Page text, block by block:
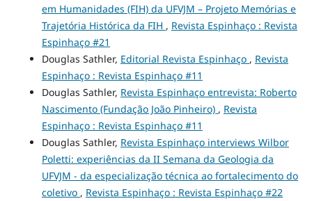
em Humanidades (FIH) da UFVJM – Projeto Memórias e
Trajetória Histórica da FIH , Revista Espinhaço : Revista
Espinhaço #21
Douglas Sathler, Editorial Revista Espinhaço , Revista
Espinhaço : Revista Espinhaço #11
Douglas Sathler, Revista Espinhaço entrevista: Roberto
Nascimento (Fundação João Pinheiro) , Revista
Espinhaço : Revista Espinhaço #11
Douglas Sathler, Revista Espinhaço interviews Wilbor
Poletti: experiências da II Semana da Geologia da
UFVJM - da especialização técnica ao fortalecimento do
coletivo , Revista Espinhaço : Revista Espinhaço #22